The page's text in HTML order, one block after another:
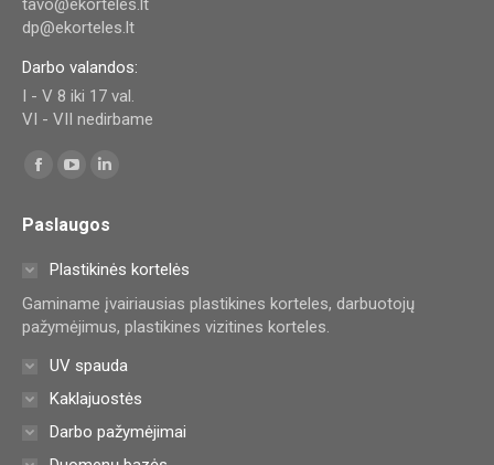
tavo@ekorteles.lt
dp@ekorteles.lt
Darbo valandos:
I - V 8 iki 17 val.
VI - VII nedirbame
Find us on:
Facebook
opens
window
opens
in
window
opens
in
window
Paslaugos
Plastikinės kortelės
Gaminame įvairiausias plastikines korteles, darbuotojų
pažymėjimus, plastikines vizitines korteles.
UV spauda
Kaklajuostės
Darbo pažymėjimai